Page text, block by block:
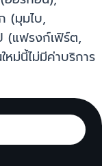
(มุมไบ,
(แฟรงก์เฟิร์ต,
ม่นี้ไม่มีค่าบริการ